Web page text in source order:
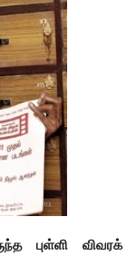
புள்ளி விவரக்